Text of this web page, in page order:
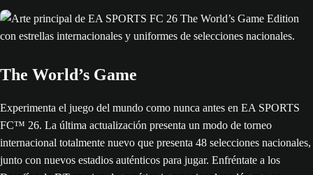
The World’s Game
Experimenta el juego del mundo como nunca antes en EA SPORTS
FC™ 26. La última actualización presenta un modo de torneo
internacional totalmente nuevo que presenta 48 selecciones nacionales,
junto con nuevos estadios auténticos para jugar. Enfréntate a los